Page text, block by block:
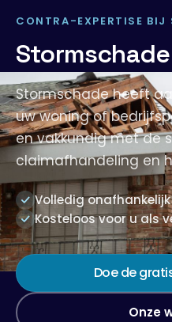
CONTRA-EXPERTISE BIJ
Stormschade
Stormschade heeft
uw woning of
en vakkundig met de
claimafhandeling en
Volledig
Kosteloos voor u als
Doe de
Onze